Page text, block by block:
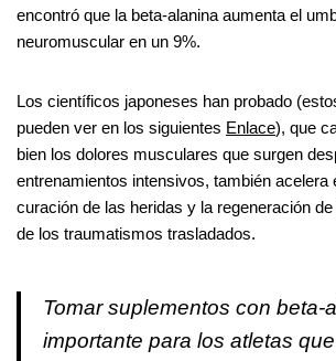
encontró que la beta-alanina aumenta el
neuromuscular en un 9%.
Los científicos japoneses han probado
pueden ver en los siguientes Enlace), que
bien los dolores musculares que surgen
entrenamientos intensivos, también acelera
curación de las heridas y la regeneración
de los traumatismos trasladados.
Tomar suplementos con beta-
importante para los atletas